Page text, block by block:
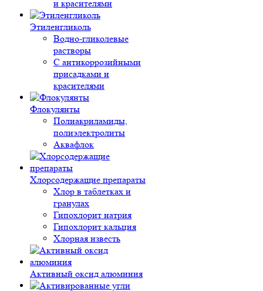
и красителями
Этиленгликоль
Водно-гликолевые
растворы
С антикоррозийными
присадками и
красителями
Флокулянты
Полиакриламиды,
полиэлектролиты
Аквафлок
Хлорсодержащие препараты
Хлор в таблетках и
гранулах
Гипохлорит натрия
Гипохлорит кальция
Хлорная известь
Активный оксид алюминия